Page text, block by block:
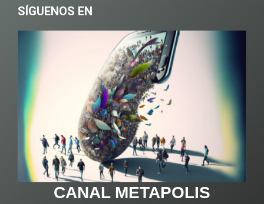
SÍGUENOS EN
CANAL METAPOLIS